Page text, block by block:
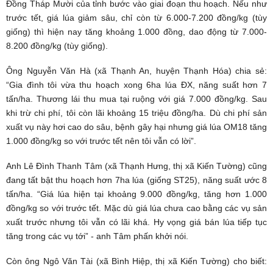
Đồng Tháp Mườicủa tỉnh bước vào giai đoạn thu hoạch. Nếu như
trước tết, giá lúa giảm sâu, chỉ còn từ 6.000-7.200 đồng/kg (tùy
giống) thì hiện nay tăng khoảng 1.000 đồng, dao động từ 7.000-
8.200 đồng/kg (tùy giống).
Ông Nguyễn Văn Hà (xã Thạnh An, huyện Thạnh Hóa) chia sẻ:
“Gia đình tôi vừa thu hoạch xong 6ha lúa ĐX, năng suất hơn 7
tấn/ha. Thương lái thu mua tại ruộng với giá 7.000 đồng/kg. Sau
khi trừ chi phí, tôi còn lãi khoảng 15 triệu đồng/ha. Dù chi phí sản
xuất vụ này hơi cao do sâu, bệnh gây hại nhưng giá lúa OM18 tăng
1.000 đồng/kg so với trước tết nên tôi vẫn có lời”.
Anh Lê Đình Thanh Tâm (xã Thạnh Hưng, thị xã Kiến Tường) cũng
đang tất bật thu hoạch hơn 7ha lúa (giống ST25), năng suất ước 8
tấn/ha. “Giá lúa hiện tại khoảng 9.000 đồng/kg, tăng hơn 1.000
đồng/kg so với trước tết. Mặc dù giá lúa chưa cao bằng các vụ sản
xuất trước nhưng tôi vẫn có lãi khá. Hy vọng giá bán lúa tiếp tục
tăng trong các vụ tới” - anh Tâm phấn khởi nói.
Còn ông Ngô Văn Tài (xã Bình Hiệp, thị xã Kiến Tường) cho biết: